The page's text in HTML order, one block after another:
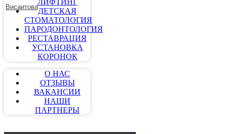
Висаитова
ЛИФТИНГ
ДЕТСКАЯ
СТОМАТОЛОГИЯ
ПАРОДОНТОЛОГИЯ
РЕСТАВРАЦИЯ
УСТАНОВКА
КОРОНОК
О НАС
ОТЗЫВЫ
ВАКАНСИИ
НАШИ
ПАРТНЕРЫ